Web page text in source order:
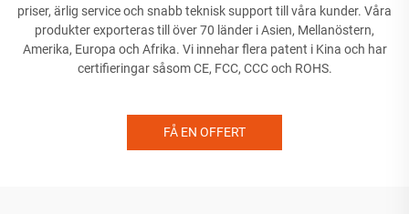
priser, ärlig service och snabb teknisk support till våra kunder. Våra
produkter exporteras till över 70 länder i Asien, Mellanöstern,
Amerika, Europa och Afrika. Vi innehar flera patent i Kina och har
certifieringar såsom CE, FCC, CCC och ROHS.
FÅ EN OFFERT